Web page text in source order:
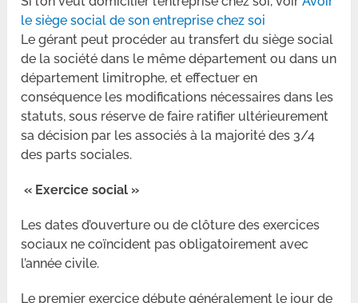
le siège social de son entreprise chez soi
Le gérant peut procéder au transfert du siège social
de la société dans le même département ou dans un
département limitrophe, et effectuer en
conséquence les modifications nécessaires dans les
statuts, sous réserve de faire ratifier ultérieurement
sa décision par les associés à la majorité des 3/4
des parts sociales.
« Exercice social »
Les dates d’ouverture ou de clôture des exercices
sociaux ne coïncident pas obligatoirement avec
l’année civile.
Le premier exercice débute généralement le jour de